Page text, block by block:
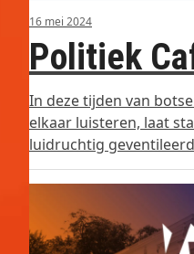
16 mei 2024
Politiek
In deze tijden van
elkaar luisteren, laat
luidruchtig